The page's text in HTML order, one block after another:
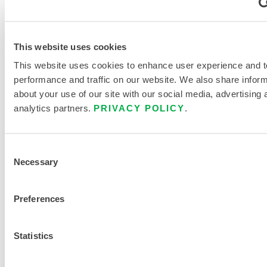
This website uses cookies
This website uses cookies to enhance user experience and
performance and traffic on our website. We also share
about your use of our site with our social media, advertising
analytics partners. PRIVACY POLICY.
Selection
Necessary
Preferences
Statistics
RESPALDO DE PERMASURE